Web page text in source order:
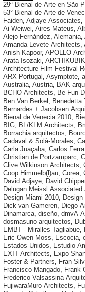
29ª Bienal de Arte en São
53° Bienal de Arte de
Faiden, Adjaye Associates,
Ai Weiwei, Aires Mateus,
Alejo Fernández, Alemania,
Amanda Levete Architects,
Anish Kapoor, APOLLO
Arata Isozaki, ARCHIKUBIK
Architecture Film Festival
ARX Portugal , Asymptote,
Australia, Austria, BAK
BCHO Architects, Be-Fun
Ben Van Berkel , Benedetta
Bernardes + Jacobsen
Bienal de Venecia 2010,
BIG, BL/KLM Architects,
Borrachia arquitectos,
Cadaval & Solà-Morales,
Carla Juaçaba, Carlos
Christian de Portzamparc,
Clive Wilkinson Architects,
Coop Himmelb(l)au, Corea,
David Adjaye, David
Delugan Meissl Associated
Design Miami 2010,
Dick van Gameren, Diego
Dinamarca, diseño, dmvA
dosmasuno arquitectos,
EMBT - Miralles Tagliabue,
Eric Owen Moss, Escocia,
Estados Unidos, Estudio
EXIT Architects, Expo
Foster & Partners, Fran
Francisco Mangado, Frank
Frederico Valsassina
FujiwaraMuro Architects,